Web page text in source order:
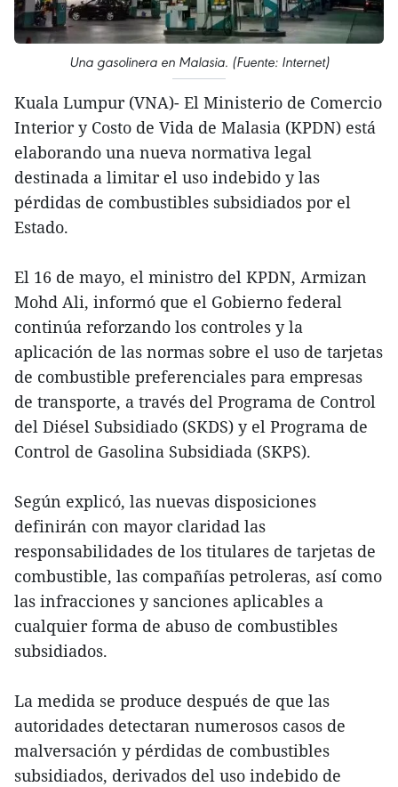
Una gasolinera en Malasia. (Fuente: Internet)
Kuala Lumpur (VNA)- El Ministerio de Comercio
Interior y Costo de Vida de Malasia (KPDN) está
elaborando una nueva normativa legal
destinada a limitar el uso indebido y las
pérdidas de combustibles subsidiados por el
Estado.
El 16 de mayo, el ministro del KPDN, Armizan
Mohd Ali, informó que el Gobierno federal
continúa reforzando los controles y la
aplicación de las normas sobre el uso de tarjetas
de combustible preferenciales para empresas
de transporte, a través del Programa de Control
del Diésel Subsidiado (SKDS) y el Programa de
Control de Gasolina Subsidiada (SKPS).
Según explicó, las nuevas disposiciones
definirán con mayor claridad las
responsabilidades de los titulares de tarjetas de
combustible, las compañías petroleras, así como
las infracciones y sanciones aplicables a
cualquier forma de abuso de combustibles
subsidiados.
La medida se produce después de que las
autoridades detectaran numerosos casos de
malversación y pérdidas de combustibles
subsidiados, derivados del uso indebido de